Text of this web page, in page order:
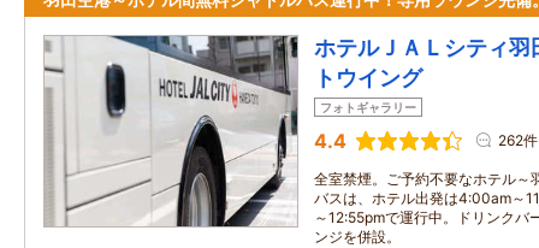
ホテルＪＡＬシティ
トウイング
フォトギャラリー
4.4 262件
全室禁煙。ご予約不要なホテル～
バスは、ホテル出発は4:00am～
～12:55pmで運行中。ドリンクバ
ンジを併設。